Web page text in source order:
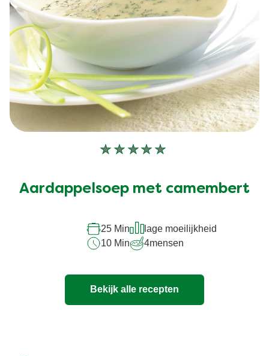
Geen
voor
Aardappelsoep met camembert
25 Min
lage moeilijkheid
10 Min
4mensen
Bekijk alle recepten